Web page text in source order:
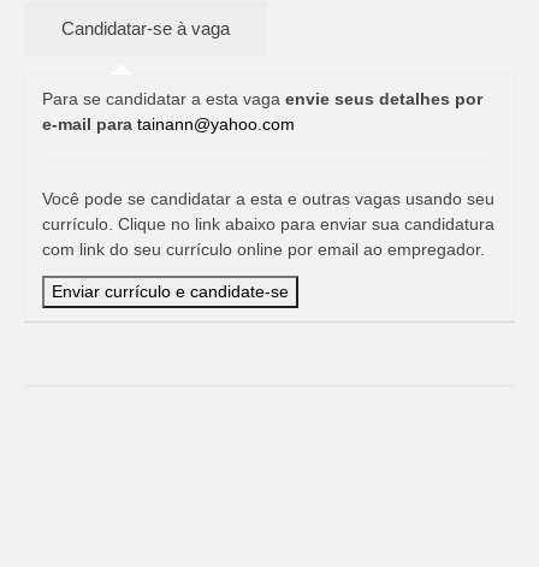
Para se candidatar a esta vaga envie seus detalhes por
e-mail para tainann@yahoo.com
Você pode se candidatar a esta e outras vagas usando seu
currículo. Clique no link abaixo para enviar sua candidatura
com link do seu currículo online por email ao empregador.